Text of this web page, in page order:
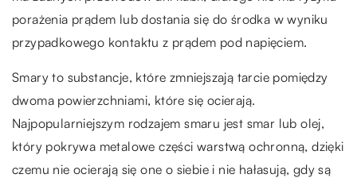
porażenia prądem lub dostania się do środka w wyniku
przypadkowego kontaktu z prądem pod napięciem.
Smary to substancje, które zmniejszają tarcie pomiędzy
dwoma powierzchniami, które się ocierają.
Najpopularniejszym rodzajem smaru jest smar lub olej,
który pokrywa metalowe części warstwą ochronną, dzięki
czemu nie ocierają się one o siebie i nie hałasują, gdy są